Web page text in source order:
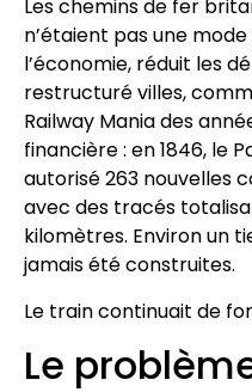
Les chemins de fer
n’étaient pas une
l’économie, réduit les
restructuré villes,
Railway Mania des
financière : en 1846, le
autorisé 263 nouvelles
avec des tracés
kilomètres. Environ un
jamais été construites.
Le train continuait de
Le